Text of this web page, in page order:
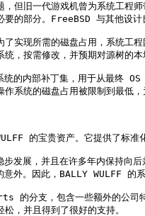
但旧一代游戏机曾为系统工程
的部分。FreeBSD 与其他设
实现所需的磁盘占用，系统工
，按需修改，并预期对源树的本
的内部补丁集，用于从最终 OS
系统的磁盘占用被限制到最低
的宝贵资产。它提供了标准
，并且在许多年内保持向后
外。因此，BALLY WULFF 的
的分支，包含一些额外的
，并且得到了很好的支持。